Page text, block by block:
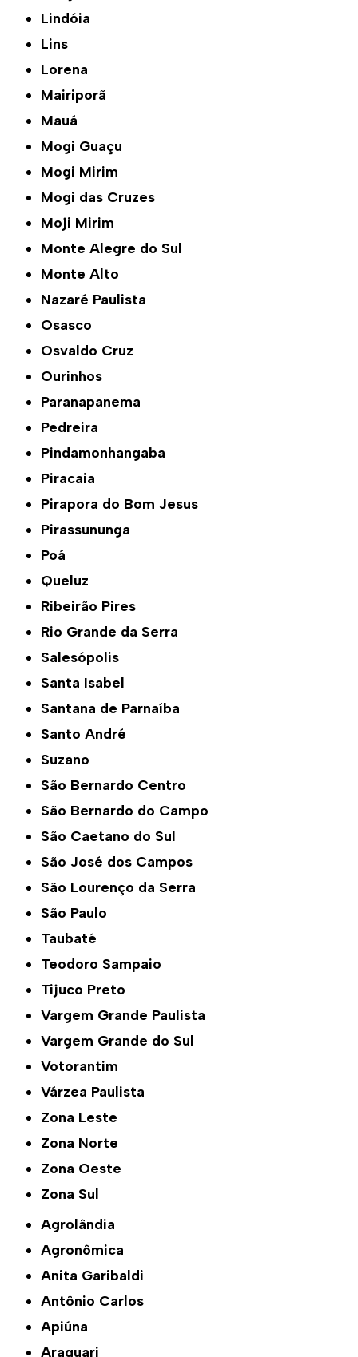
Lindóia
Lins
Lorena
Mairiporã
Mauá
Mogi Guaçu
Mogi Mirim
Mogi das Cruzes
Moji Mirim
Monte Alegre do Sul
Monte Alto
Nazaré Paulista
Osasco
Osvaldo Cruz
Ourinhos
Paranapanema
Pedreira
Pindamonhangaba
Piracaia
Pirapora do Bom Jesus
Pirassununga
Poá
Queluz
Ribeirão Pires
Rio Grande da Serra
Salesópolis
Santa Isabel
Santana de Parnaíba
Santo André
Suzano
São Bernardo Centro
São Bernardo do Campo
São Caetano do Sul
São José dos Campos
São Lourenço da Serra
São Paulo
Taubaté
Teodoro Sampaio
Tijuco Preto
Vargem Grande Paulista
Vargem Grande do Sul
Votorantim
Várzea Paulista
Zona Leste
Zona Norte
Zona Oeste
Zona Sul
Agrolândia
Agronômica
Anita Garibaldi
Antônio Carlos
Apiúna
Araguari